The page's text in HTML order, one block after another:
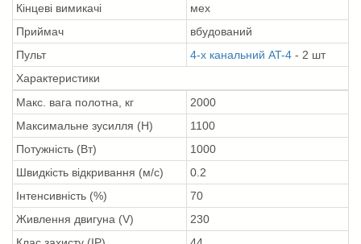
Кінцеві вимикачі
мех
Приймач
вбудований
Пульт
4-х канальний AT-4 - 2 шт
Характеристики
Макс. вага полотна, кг
2000
Максимальне зусилля (Н)
1100
Потужність (Вт)
1000
Швидкість відкривання (м/с)
0.2
Інтенсивність (%)
70
Живлення двигуна (V)
230